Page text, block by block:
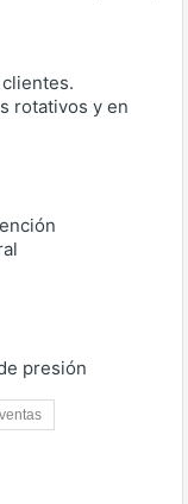
rotativos y en
presión
ventas